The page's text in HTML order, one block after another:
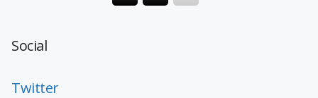
Social
Twitter